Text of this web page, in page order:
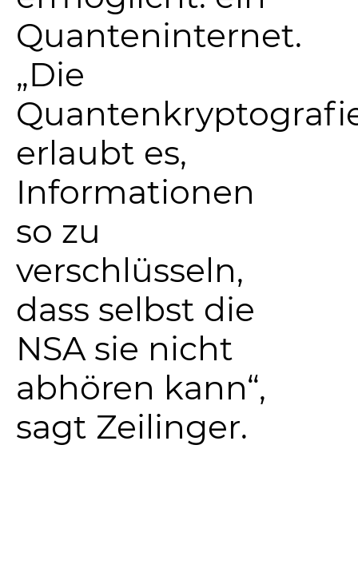
Quanteninternet.
„Die
erlaubt es,
Informationen
so zu
verschlüsseln,
dass selbst die
NSA sie nicht
abhören kann“,
sagt Zeilinger.